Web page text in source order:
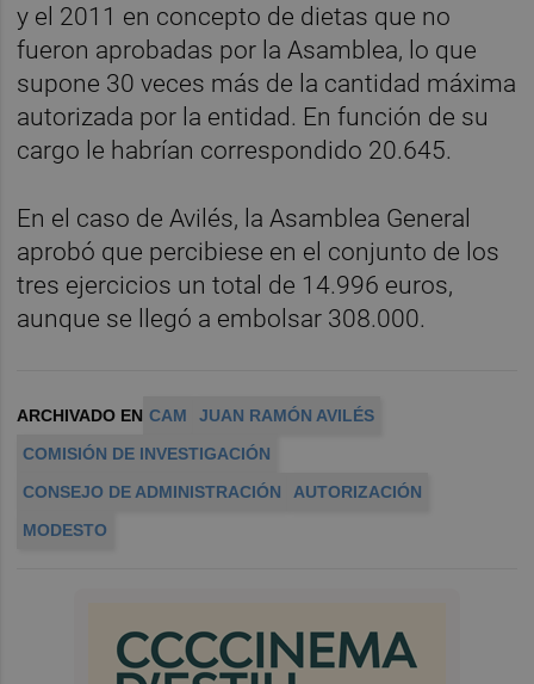
y el 2011 en concepto de dietas que no
fueron aprobadas por la Asamblea, lo que
supone 30 veces más de la cantidad máxima
autorizada por la entidad. En función de su
cargo le habrían correspondido 20.645.
En el caso de Avilés, la Asamblea General
aprobó que percibiese en el conjunto de los
tres ejercicios un total de 14.996 euros,
aunque se llegó a embolsar 308.000.
ARCHIVADO EN CAM
JUAN RAMÓN AVILÉS
COMISIÓN DE INVESTIGACIÓN
CONSEJO DE ADMINISTRACIÓN
AUTORIZACIÓN
MODESTO